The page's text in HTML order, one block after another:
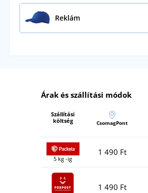
Reklám
Árak és szállítási módok
Szállítási
költség
CsomagPont
5 kg -ig
1 490 Ft
1 490 Ft